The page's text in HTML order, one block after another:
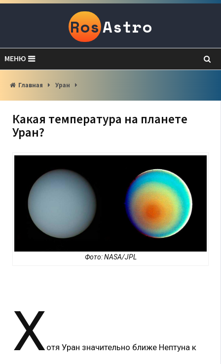
RosAstro
МЕНЮ
Главная Уран
Какая температура на планете
Уран?
Фото: NASA/JPL
Хотя Уран значительно ближе Нептуна к